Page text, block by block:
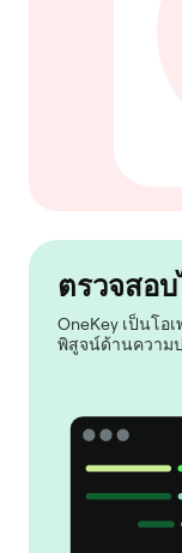
ตรวจสอ
OneKey เป็นโอ
พิสูจน์ด้านความ